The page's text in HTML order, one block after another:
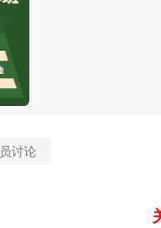
讨论